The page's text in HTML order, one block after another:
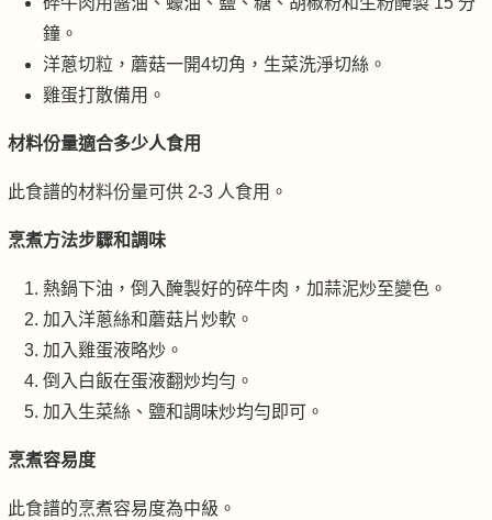
鐘。
洋蔥切粒，蘑菇一開4切角，生菜洗淨切絲。
雞蛋打散備用。
材料份量適合多少人食用
此食譜的材料份量可供 2-3 人食用。
烹煮方法步驟和調味
熱鍋下油，倒入醃製好的碎牛肉，加蒜泥炒至變色。
加入洋蔥絲和蘑菇片炒軟。
加入雞蛋液略炒。
倒入白飯在蛋液翻炒均勻。
加入生菜絲、鹽和調味炒均勻即可。
烹煮容易度
此食譜的烹煮容易度為中級。